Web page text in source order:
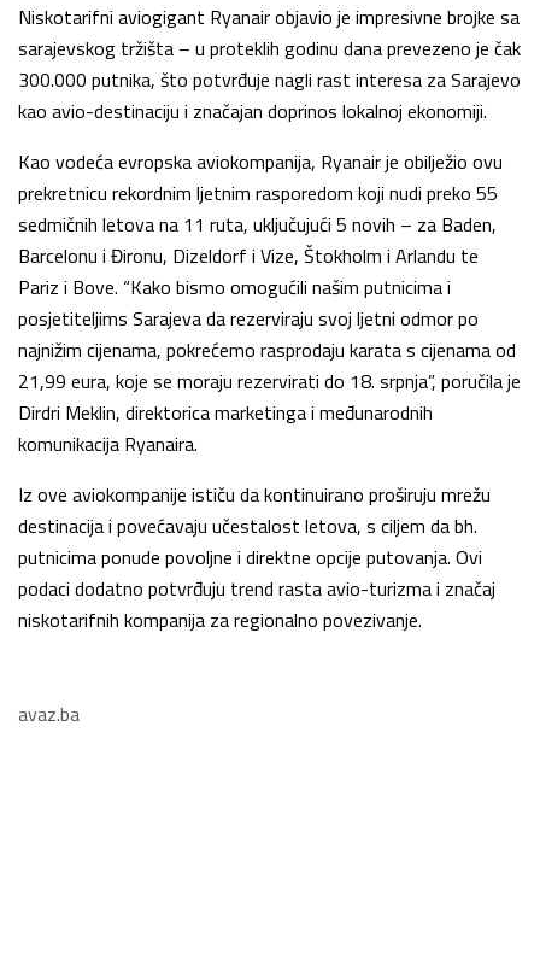
Niskotarifni aviogigant Ryanair objavio je impresivne brojke sa
sarajevskog tržišta – u proteklih godinu dana prevezeno je čak
300.000 putnika, što potvrđuje nagli rast interesa za Sarajevo
kao avio-destinaciju i značajan doprinos lokalnoj ekonomiji.
Kao vodeća evropska aviokompanija, Ryanair je obilježio ovu
prekretnicu rekordnim ljetnim rasporedom koji nudi preko 55
sedmičnih letova na 11 ruta, uključujući 5 novih – za Baden,
Barcelonu i Đironu, Dizeldorf i Vize, Štokholm i Arlandu te
Pariz i Bove. “Kako bismo omogućili našim putnicima i
posjetiteljims Sarajeva da rezerviraju svoj ljetni odmor po
najnižim cijenama, pokrećemo rasprodaju karata s cijenama od
21,99 eura, koje se moraju rezervirati do 18. srpnja”, poručila je
Dirdri Meklin, direktorica marketinga i međunarodnih
komunikacija Ryanaira.
Iz ove aviokompanije ističu da kontinuirano proširuju mrežu
destinacija i povećavaju učestalost letova, s ciljem da bh.
putnicima ponude povoljne i direktne opcije putovanja. Ovi
podaci dodatno potvrđuju trend rasta avio-turizma i značaj
niskotarifnih kompanija za regionalno povezivanje.
avaz.ba